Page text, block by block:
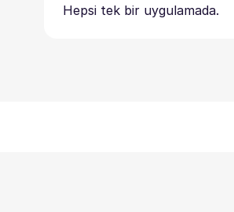
Hepsi tek bir uygulamada.